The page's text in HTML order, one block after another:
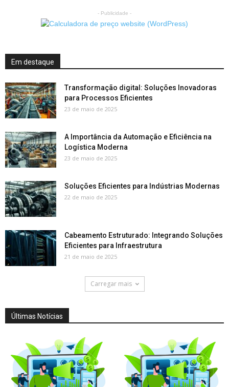
- Publicidade -
Em destaque
Transformação digital: Soluções Inovadoras
para Processos Eficientes
23 de maio de 2025
A Importância da Automação e Eficiência na
Logística Moderna
23 de maio de 2025
Soluções Eficientes para Indústrias Modernas
22 de maio de 2025
Cabeamento Estruturado: Integrando Soluções
Eficientes para Infraestrutura
21 de maio de 2025
Carregar mais
Últimas Notícias